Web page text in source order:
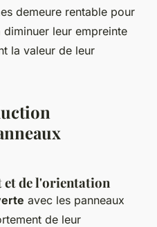
demeure rentable pour
leur empreinte
la valeur de leur
et de l'orientation
avec les panneaux
de leur